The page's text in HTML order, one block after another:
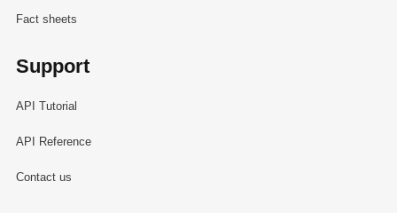
Fact sheets
Support
API Tutorial
API Reference
Contact us